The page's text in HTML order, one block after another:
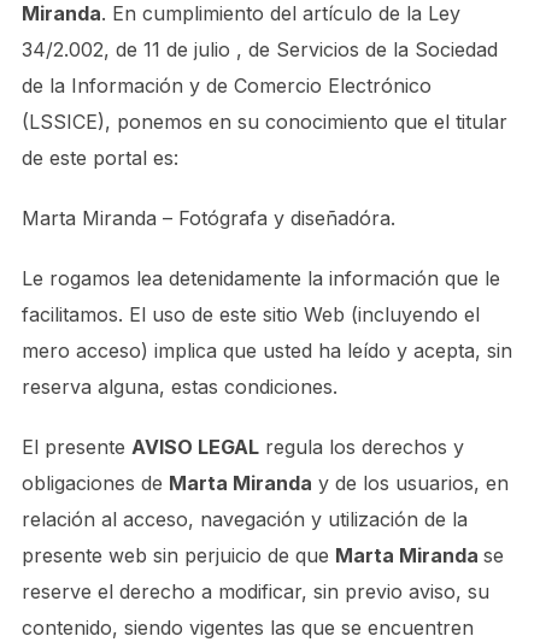
Miranda. En cumplimiento del artículo de la Ley
34/2.002, de 11 de julio , de Servicios de la Sociedad
de la Información y de Comercio Electrónico
(LSSICE), ponemos en su conocimiento que el titular
de este portal es:
Marta Miranda – Fotógrafa y diseñadóra.
Le rogamos lea detenidamente la información que le
facilitamos. El uso de este sitio Web (incluyendo el
mero acceso) implica que usted ha leído y acepta, sin
reserva alguna, estas condiciones.
El presente AVISO LEGALregula los derechos y
obligaciones de Marta Miranda y de los usuarios, en
relación al acceso, navegación y utilización de la
presente web sin perjuicio de que Marta Miranda se
reserve el derecho a modificar, sin previo aviso, su
contenido, siendo vigentes las que se encuentren